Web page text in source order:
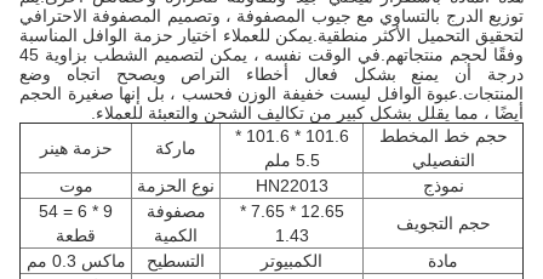
توزيع الدرج بالتساوي مع جيوب المصفوفة ، وتصميم المصفوفة الاحترافي
لتحقيق التحميل الأكثر منطقية.يمكن للعملاء اختيار حزمة الوافل المناسبة
وفقًا لحجم منتجاتهم.في الوقت نفسه ، يمكن لتصميم الشطب بزاوية 45
درجة أن يمنع بشكل فعال أخطاء التراص ويصحح اتجاه وضع
المنتجات.عبوة الوافل ليست خفيفة الوزن فحسب ، بل إنها صغيرة الحجم
أيضًا ، مما يقلل بشكل كبير من تكاليف الشحن والتعبئة للعملاء.
حجم خط المخطط
التفصيلي
101.6 * 101.6 *
5.5 ملم
ماركة
حزمة هينر
نموذج
HN22013 نوع الحزمة
موت
حجم التجويف
12.65 * 7.65 *
1.43
مصفوفة
الكمية
9 * 6 = 54
قطعة
مادة
الكمبيوتر التسطيح
ماكس 0.3 مم